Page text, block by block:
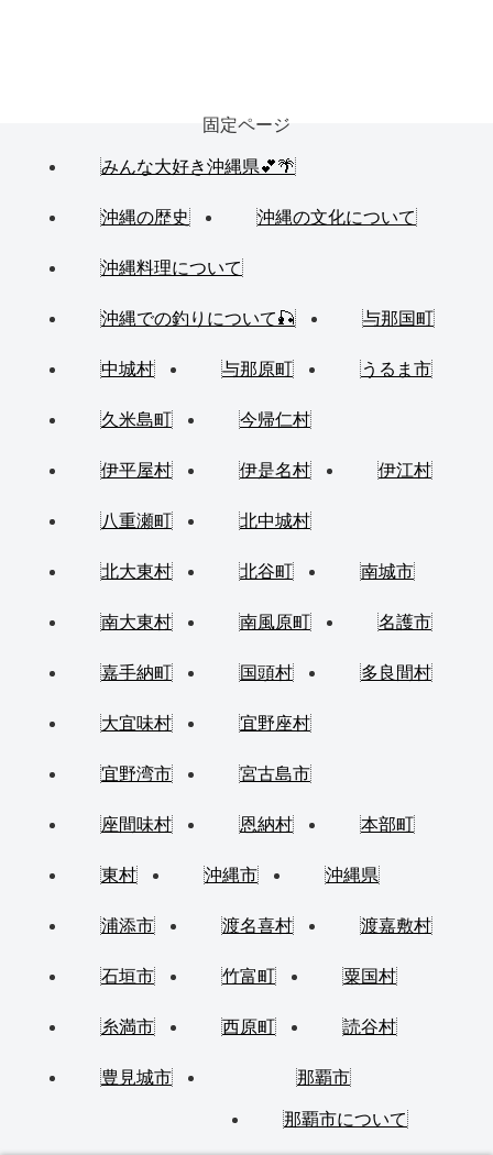
固定ページ
みんな大好き沖縄県💕🌴
沖縄の歴史 沖縄の文化について
沖縄料理について
沖縄での釣りについて🎣 与那国町
中城村 与那原町 うるま市
久米島町 今帰仁村
伊平屋村 伊是名村 伊江村
八重瀬町 北中城村
北大東村 北谷町 南城市
南大東村 南風原町 名護市
嘉手納町 国頭村 多良間村
大宜味村 宜野座村
宜野湾市 宮古島市
座間味村 恩納村 本部町
東村 沖縄市 沖縄県
浦添市 渡名喜村 渡嘉敷村
石垣市 竹富町 粟国村
糸満市 西原町 読谷村
豊見城市 那覇市
那覇市について